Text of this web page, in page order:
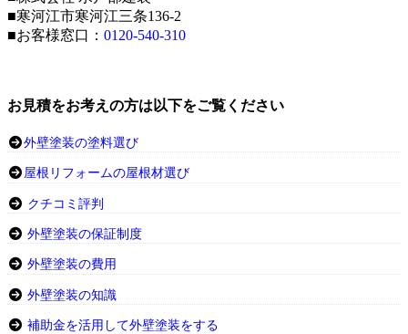
■寒河江市寒河江三条136-2
■お客様窓口： 0120-540-310
お見積をお考えの方は以下をご覧ください
外壁塗装の塗料選び
屋根リフォームの屋根材選び
クチコミ評判
外壁塗装の保証制度
外壁塗装の費用
外壁塗装の知識
補助金を活用して外壁塗装をする